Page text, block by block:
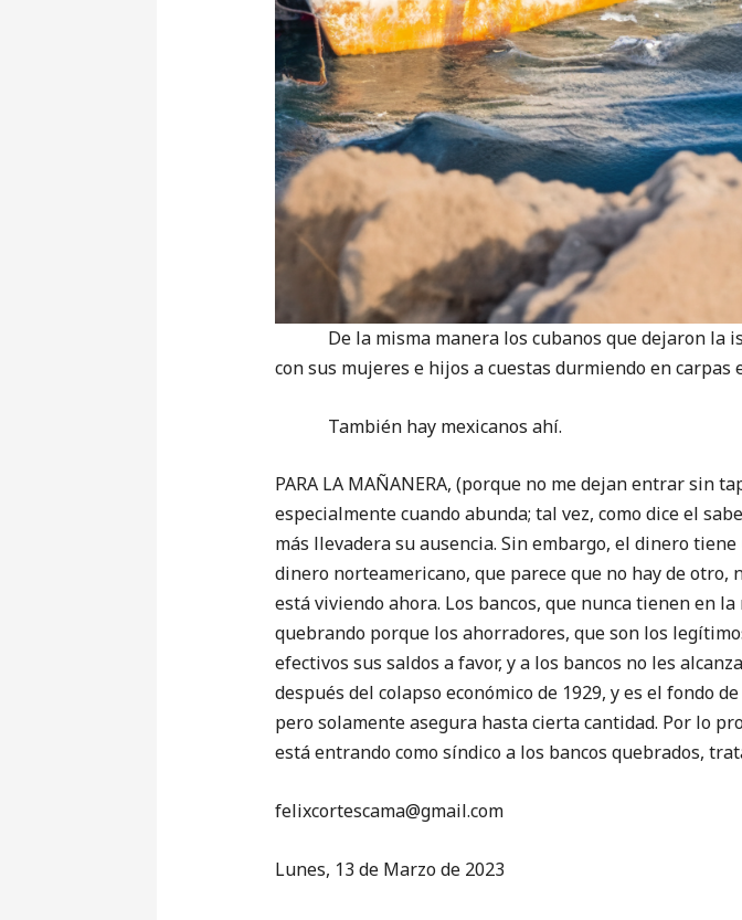
De la misma manera los cubanos que dejaron la
con sus mujeres e hijos a cuestas durmiendo en
También hay mexicanos ahí.
PARA LA MAÑANERA, (porque no me dejan entrar sin
especialmente cuando abunda; tal vez, como dice el
más llevadera su ausencia. Sin embargo, el dinero
dinero norteamericano, que parece que no hay de
está viviendo ahora. Los bancos, que nunca tienen en
quebrando porque los ahorradores, que son los
efectivos sus saldos a favor, y a los bancos no les
después del colapso económico de 1929, y es el fondo
pero solamente asegura hasta cierta cantidad. Por lo
está entrando como síndico a los bancos quebrados,
‎felixcortescama@gmail.com
Lunes, 13 de Marzo de 2023